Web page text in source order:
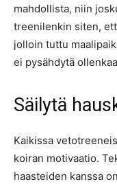
mahdollista, niin
treenilenkin siten,
jolloin tuttu
ei pysähdytä
Säilytä
Kaikissa
koiran motivaatio.
haasteiden kanssa